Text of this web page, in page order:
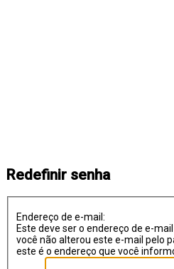
Redefinir senha
Endereço de e-mail:
Este deve ser o endereço de e-
você não alterou este e-mail pelo
este é o endereço que você